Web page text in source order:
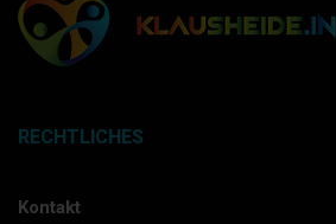
RECHTLICHES
Kontakt